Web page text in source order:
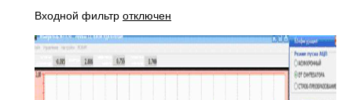
Входной фильтр отключен